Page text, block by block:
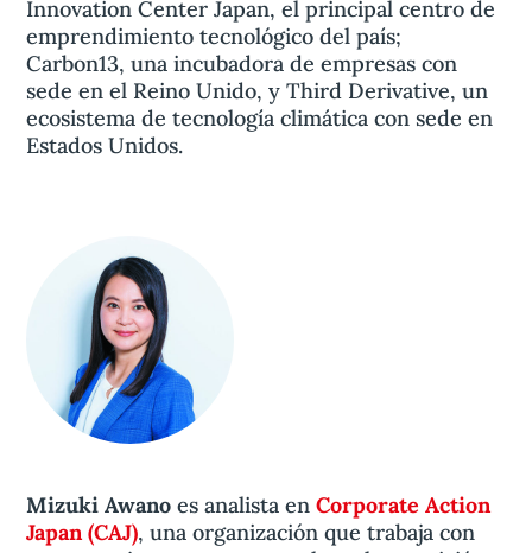
Innovation Center Japan, el principal centro de
emprendimiento tecnológico del país;
Carbon13, una incubadora de empresas con
sede en el Reino Unido, y Third Derivative, un
ecosistema de tecnología climática con sede en
Estados Unidos.
Mizuki Awano es analista enCorporate Action
Japan (CAJ), una organización que trabaja con